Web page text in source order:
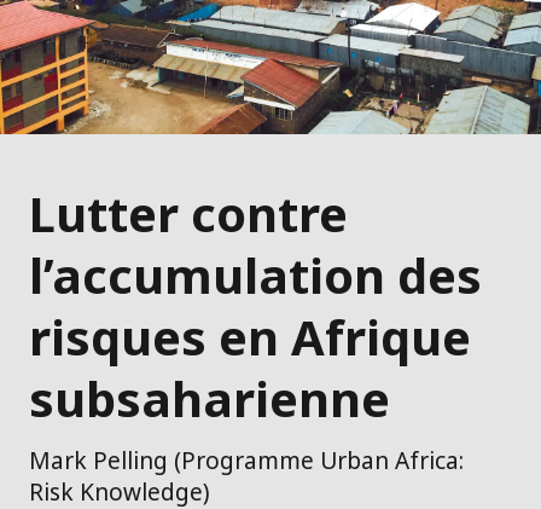
Lutter contre
l’accumulation des
risques en Afrique
subsaharienne
Mark Pelling (Programme Urban Africa:
Risk Knowledge)